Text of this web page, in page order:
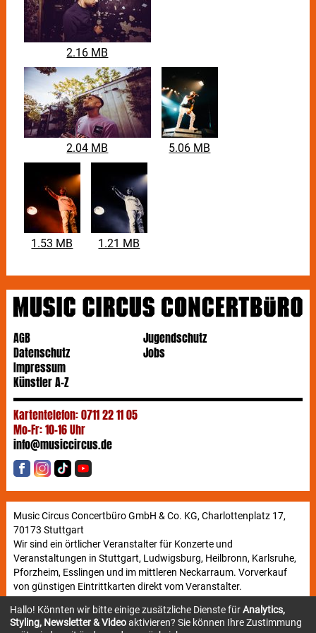
2.16 MB
2.04 MB 5.06 MB
1.53 MB 1.21 MB
AGB
Datenschutz
Impressum
Jugendschutz
Jobs
Künstler A-Z
Kartentelefon: 0711 22 11 05
Mo-Fr: 10-16 Uhr
info@musiccircus.de
Music Circus Concertbüro GmbH & Co. KG, Charlottenplatz 17,
70173 Stuttgart
Wir sind ein örtlicher Veranstalter für Konzerte und
Veranstaltungen in Stuttgart, Ludwigsburg, Heilbronn, Karlsruhe,
Pforzheim, Esslingen und im mittleren Neckarraum. Vorverkauf
von günstigen Eintrittkarten direkt vom Veranstalter.
Hallo! Könnten wir bitte einige zusätzliche Dienste fürAnalytics,
Styling, Newsletter & Videoaktivieren? Sie können Ihre Zustimmung